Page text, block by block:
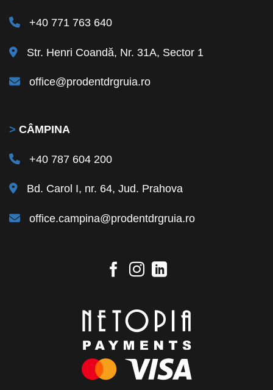
+40 771 763 640
Str. Henri Coandă, Nr. 31A, Sector 1
office@prodentdrgruia.ro
> CÂMPINA
+40 787 604 200
Bd. Carol I, nr. 64, Jud. Prahova
office.campina@prodentdrgruia.ro